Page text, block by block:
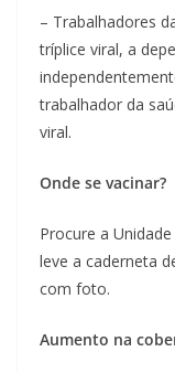
– Trabalhadores
tríplice viral, a
trabalhador da
viral.
Onde se vacinar?
Procure a
leve a caderneta
com foto.
Aumento na